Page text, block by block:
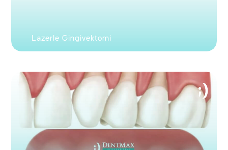
Lazerle Gingivektomi